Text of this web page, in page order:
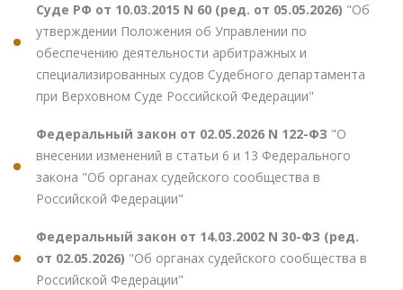
Суде РФ от 10.03.2015 N 60 (ред. от 05.05.2026) "Об
утверждении Положения об Управлении по
обеспечению деятельности арбитражных и
специализированных судов Судебного департамента
при Верховном Суде Российской Федерации"
Федеральный закон от 02.05.2026 N 122-ФЗ "О
внесении изменений в статьи 6 и 13 Федерального
закона "Об органах судейского сообщества в
Российской Федерации"
Федеральный закон от 14.03.2002 N 30-ФЗ (ред.
от 02.05.2026) "Об органах судейского сообщества в
Российской Федерации"